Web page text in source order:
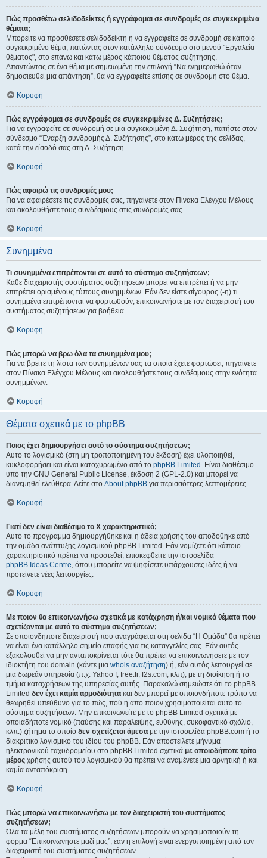
Πώς προσθέτω σελιδοδείκτες ή εγγράφομαι σε συνδρομές σε συγκεκριμένα
θέματα;
Μπορείτε να προσθέσετε σελιδοδείκτη ή να εγγραφείτε σε συνδρομή σε κάποιο
συγκεκριμένο θέμα, πατώντας στον κατάλληλο σύνδεσμο στο μενού "Εργαλεία
θέματος", στο επάνω και κάτω μέρος κάποιου θέματος συζήτησης.
Απαντώντας σε ένα θέμα με σημειωμένη την επιλογή “Να ενημερωθώ όταν
δημοσιευθεί μια απάντηση”, θα να εγγραφείτε επίσης σε συνδρομή στο θέμα.
Κορυφή
Πώς εγγράφομαι σε συνδρομές σε συγκεκριμένες Δ. Συζητήσεις;
Για να εγγραφείτε σε συνδρομή σε μια συγκεκριμένη Δ. Συζήτηση, πατήστε στον
σύνδεσμο “Έναρξη συνδρομής Δ. Συζήτησης”, στο κάτω μέρος της σελίδας,
κατά την είσοδό σας στη Δ. Συζήτηση.
Κορυφή
Πώς αφαιρώ τις συνδρομές μου;
Για να αφαιρέσετε τις συνδρομές σας, πηγαίνετε στον Πίνακα Ελέγχου Μέλους
και ακολουθήστε τους συνδέσμους στις συνδρομές σας.
Κορυφή
Συνημμένα
Τι συνημμένα επιτρέπονται σε αυτό το σύστημα συζητήσεων;
Κάθε διαχειριστής συστήματος συζητήσεων μπορεί να επιτρέπει ή να μην
επιτρέπει ορισμένους τύπους συνημμένων. Εάν δεν είστε σίγουρος (-η) τι
συνημμένα επιτρέπονται να φορτωθούν, επικοινωνήστε με τον διαχειριστή του
συστήματος συζητήσεων για βοήθεια.
Κορυφή
Πώς μπορώ να βρω όλα τα συνημμένα μου;
Για να βρείτε τη λίστα των συνημμένων σας τα οποία έχετε φορτώσει, πηγαίνετε
στον Πίνακα Ελέγχου Μέλους και ακολουθήστε τους συνδέσμους στην ενότητα
συνημμένων.
Κορυφή
Θέματα σχετικά με το phpBB
Ποιος έχει δημιουργήσει αυτό το σύστημα συζητήσεων;
Αυτό το λογισμικό (στη μη τροποποιημένη του έκδοση) έχει υλοποιηθεί,
κυκλοφορήσει και είναι κατοχυρωμένο από το phpBB Limited . Είναι διαθέσιμο
υπό την GNU General Public License, έκδοση 2 (GPL-2.0) και μπορεί να
διανεμηθεί ελεύθερα. Δείτε στο About phpBB για περισσότερες λεπτομέρειες.
Κορυφή
Γιατί δεν είναι διαθέσιμο το Χ χαρακτηριστικό;
Αυτό το πρόγραμμα δημιουργήθηκε και η άδεια χρήσης του αποδόθηκε από
την ομάδα ανάπτυξης λογισμικού phpBB Limited. Εάν νομίζετε ότι κάποιο
χαρακτηριστικό πρέπει να προστεθεί, επισκεφθείτε την ιστοσελίδα
phpBB Ideas Centre, όπου μπορείτε να ψηφίσετε υπάρχουσες ιδέες ή να
προτείνετε νέες λειτουργίες.
Κορυφή
Με ποιον θα επικοινωνήσω σχετικά με κατάχρηση ή/και νομικά θέματα που
σχετίζονται με αυτό το σύστημα συζητήσεων;
Σε οποιονδήποτε διαχειριστή που αναγράφεται στη σελίδα “Η Ομάδα” θα πρέπει
να είναι ένα κατάλληλο σημείο επαφής για τις καταγγελίες σας. Εάν αυτός
εξακολουθεί να μην ανταποκρίνεται τότε θα πρέπει να επικοινωνήσετε με τον
ιδιοκτήτη του domain (κάντε μια whois αναζήτηση) ή, εάν αυτός λειτουργεί σε
μια δωρεάν υπηρεσία (π.χ. Yahoo !, free.fr, f2s.com, κλπ), με τη διοίκηση ή το
τμήμα καταχρήσεων της υπηρεσίας αυτής. Παρακαλώ σημειώστε ότι το phpBB
Limited δεν έχει καμία αρμοδιότητα και δεν μπορεί με οποιονδήποτε τρόπο να
θεωρηθεί υπεύθυνο για το πώς, πού ή από ποιον χρησιμοποιείται αυτό το
σύστημα συζητήσεων. Μην επικοινωνείτε με το phpBB Limited σχετικά με
οποιαδήποτε νομικό (παύσης και παράλειψης, ευθύνης, συκοφαντικό σχόλιο,
κλπ.) ζήτημα το οποίο δεν σχετίζεται άμεσα με την ιστοσελίδα phpBB.com ή το
διακριτικό λογισμικό του ιδίου του phpBB. Εάν αποστείλετε μήνυμα
ηλεκτρονικού ταχυδρομείου στο phpBB Limited σχετικά με οποιοδήποτε τρίτο
μέρος χρήσης αυτού του λογισμικού θα πρέπει να αναμένετε μια αρνητική ή και
καμία ανταπόκριση.
Κορυφή
Πώς μπορώ να επικοινωνήσω με τον διαχειριστή του συστήματος
συζητήσεων;
Όλα τα μέλη του συστήματος συζητήσεων μπορούν να χρησιμοποιούν τη
φόρμα “Επικοινωνήστε μαζί μας”, εάν η επιλογή είναι ενεργοποιημένη από τον
διαχειριστή του συστήματος συζητήσεων.